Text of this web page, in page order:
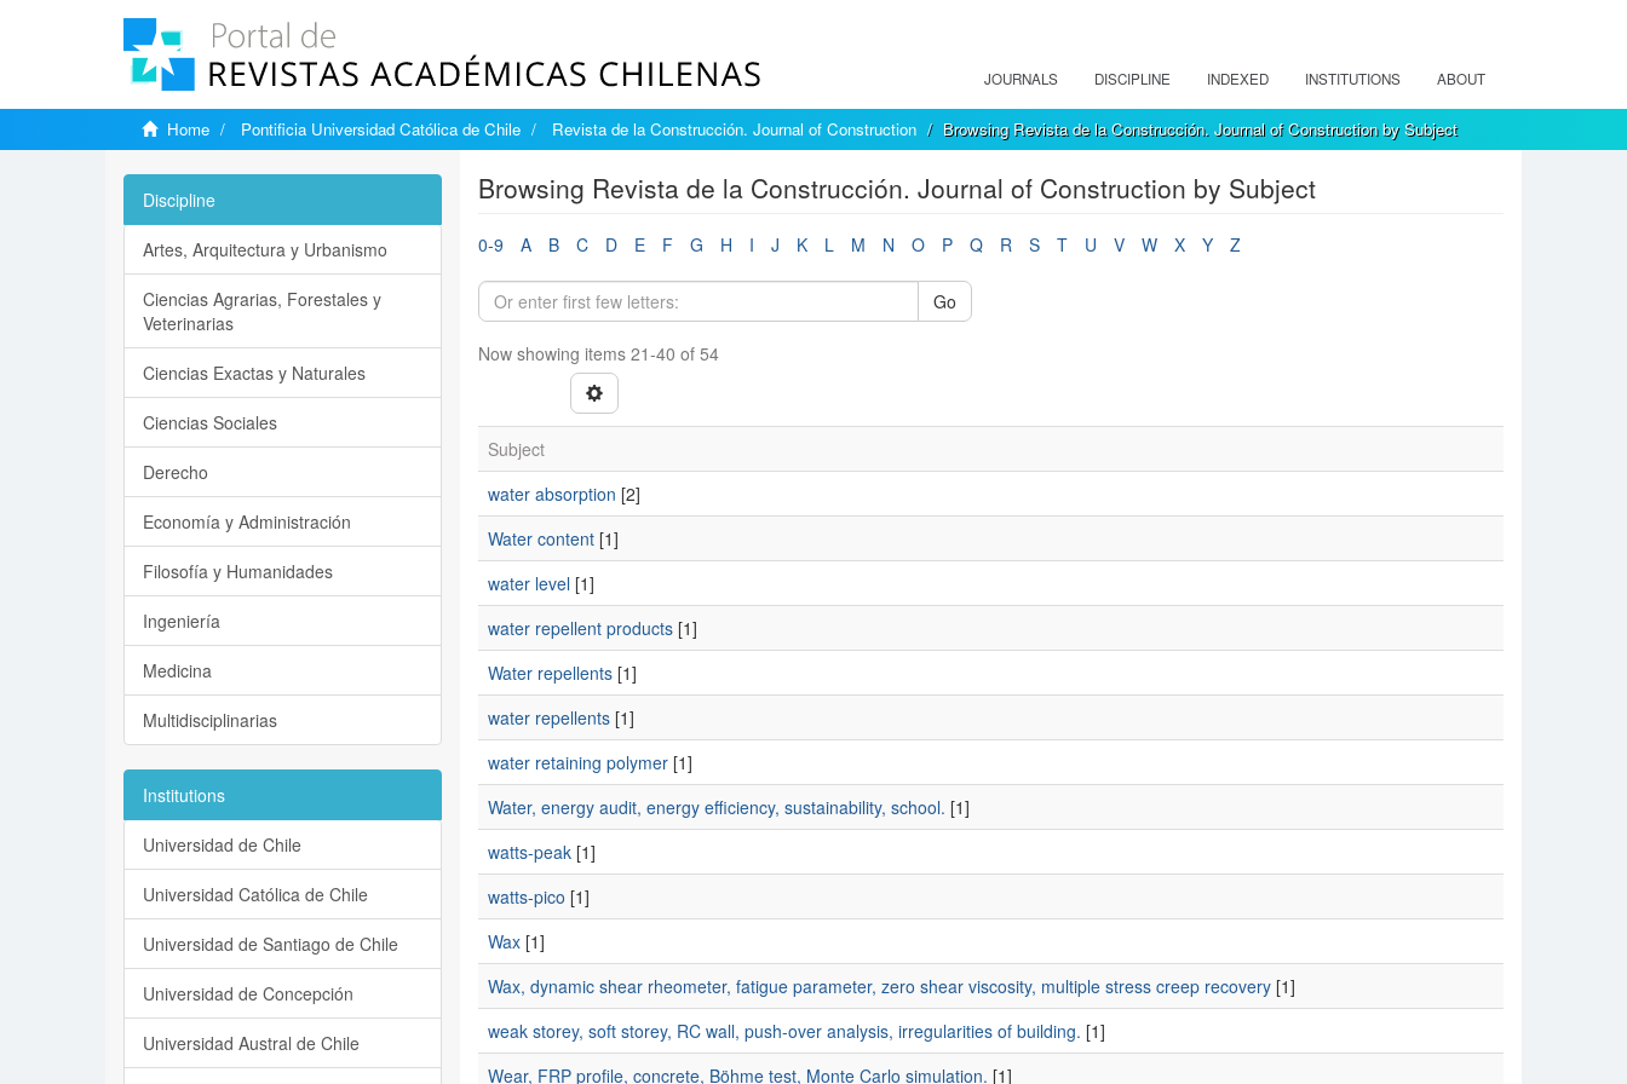
JOURNALS DISCIPLINE INDEXED INSTITUTIONS ABOUT
Home Pontificia Universidad Católica de Chile Revista de la Construcción. Journal of Construction Browsing Revista de la Construcción. Journal of Construction by Subject
Browsing Revista de la Construcción. Journal of Construction by Subject
0-9 A B C D E F G H I J K L M N O P Q R S T U V W X Y Z
Go
Now showing items 21-40 of 54
Subject
water absorption [2]
Water content[1]
water level[1]
water repellent products[1]
Water repellents[1]
water repellents[1]
water retaining polymer[1]
Water, energy audit, energy efficiency, sustainability, school. [1]
watts-peak[1]
watts-pico [1]
Wax[1]
Wax, dynamic shear rheometer, fatigue parameter, zero shear viscosity, multiple stress creep recovery[1]
weak storey, soft storey, RC wall, push-over analysis, irregularities of building. [1]
Wear, FRP profile, concrete, Böhme test, Monte Carlo simulation. [1]
Discipline
Artes, Arquitectura y Urbanismo
Ciencias Agrarias, Forestales y
Veterinarias
Ciencias Exactas y Naturales
Ciencias Sociales
Derecho
Economía y Administración
Filosofía y Humanidades
Ingeniería
Medicina
Multidisciplinarias
Institutions
Universidad de Chile
Universidad Católica de Chile
Universidad de Santiago de Chile
Universidad de Concepción
Universidad Austral de Chile